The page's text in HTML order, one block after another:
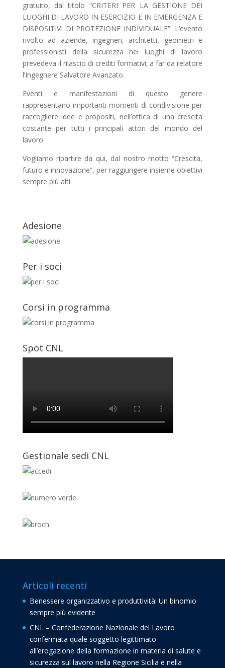
gratuito, dal titolo “CRITERI PER LA GESTIONE DEI
LUOGHI DI LAVORO IN ESERCIZIO E IN EMERGENZA E
DISPOSITIVI DI PROTEZIONE INDIVIDUALE”. L’evento
rivolto ad aziende, ingegneri, architetti, geometri e
professionisti della sicurezza nei luoghi di lavoro
prevedeva il rilascio di crediti formativi; a far da relatore
l’Ingegnere Salvatore Avanzato.
Eventi e manifestazioni di questo genere
rappresentano importanti momenti di condivisione per
raccogliere idee e propositi, nell’ottica di una crescita
costante per tutti i principali attori del mondo del
lavoro.
Vogliamo ripartire da qui, dal nostro motto “Crescita,
futuro e innovazione”, per raggiungere insieme obiettivi
sempre più alti.
Adesione
Per i soci
Corsi in programma
Spot CNL
Gestionale sedi CNL
Articoli recenti
Benessere organizzativo e produttività: Un binomio
sempre più evidente
CNL – Confederazione Nazionale del Lavoro
confermata quale soggetto legittimato
all’erogazione della formazione in materia di salute e
sicurezza sul lavoro nella Regione Sicilia e nella